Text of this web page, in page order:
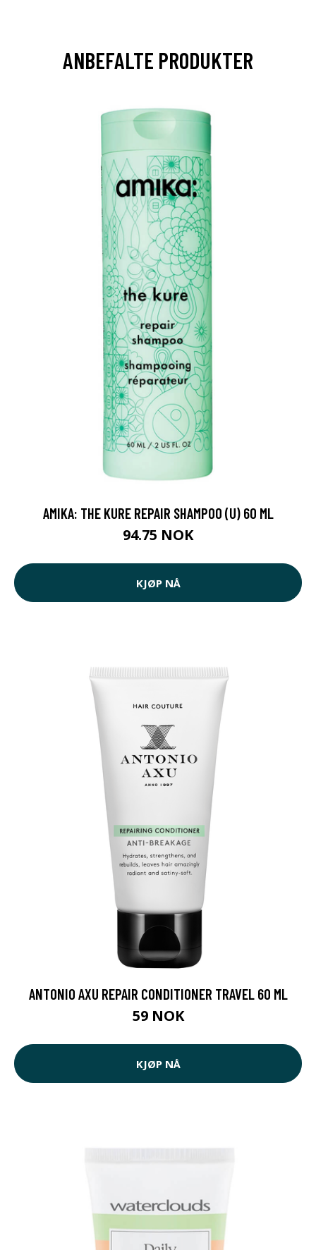
ANBEFALTE PRODUKTER
AMIKA: THE KURE REPAIR SHAMPOO (U) 60 ML
94.75 NOK
KJØP NÅ
ANTONIO AXU REPAIR CONDITIONER TRAVEL 60 ML
59 NOK
KJØP NÅ